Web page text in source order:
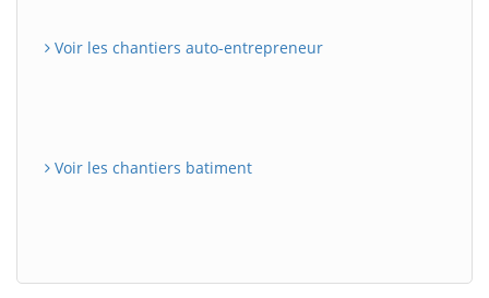
Voir les chantiers auto-entrepreneur
Voir les chantiers batiment